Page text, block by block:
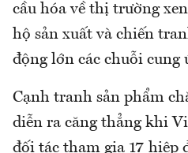
cầu hóa về thị trường
hộ sản xuất và chiến
động lớn các chuỗi cung
Cạnh tranh sản phẩm
diễn ra căng thẳng khi
đối tác tham gia 17 hiệp